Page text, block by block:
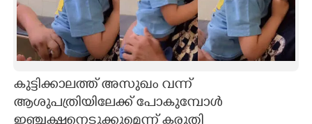
ART
ASTRO
CARTOONS
കുട്ടിക്കാലത്ത് അസുഖം വന്ന്
ആശുപത്രിയിലേക്ക് പോകുമ്പോൾ